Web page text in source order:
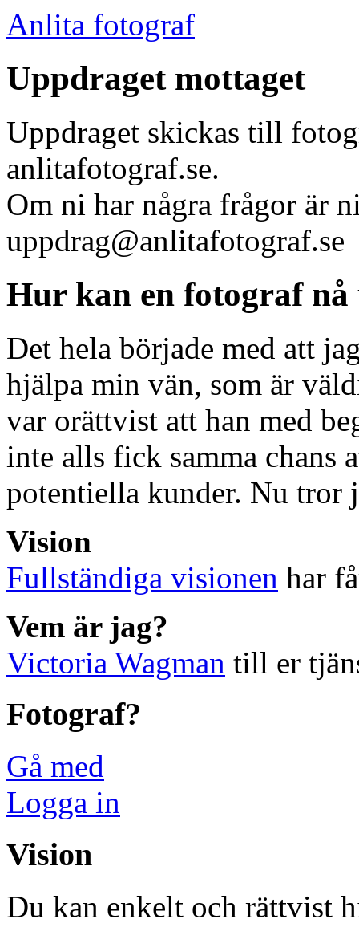
Anlita fotograf
Uppdraget mottaget
Uppdraget skickas till
anlitafotograf.se.
Om ni har några frågor är
uppdrag@anlitafotograf.se
Hur kan en fotograf nå
Det hela började med att
hjälpa min vän, som är
var orättvist att han med
inte alls fick samma chans
potentiella kunder. Nu tror
Vision
Fullständiga visionen har
Vem är jag?
Victoria Wagman till er
Fotograf?
Gå med
Logga in
Vision
Du kan enkelt och rättvist